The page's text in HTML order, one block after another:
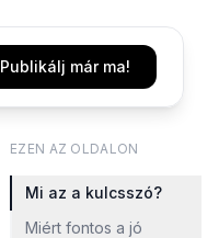
Publikálj már ma!
EZEN AZ OLDALON
Mi az a kulcsszó?
Miért fontos a jó